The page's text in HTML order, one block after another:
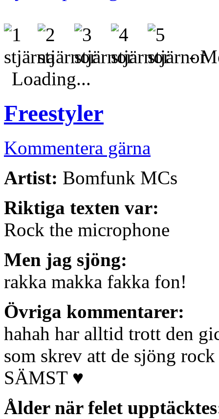
-
Loading...
Freestyler
Kommentera gärna
Artist: Bomfunk MCs
Riktiga texten var:
Rock the microphone
Men jag sjöng:
rakka makka fakka fon!
Övriga kommentarer:
hahah har alltid trott den
som skrev att de sjöng
SÄMST ♥
Ålder när felet